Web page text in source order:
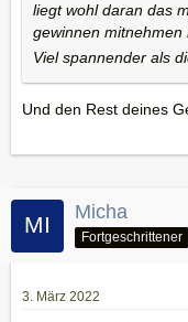
liegt wohl daran das
gewinnen mitnehmen
Viel spannender als
Und den Rest deines
Micha
Fortgeschrittener
3. März 2022